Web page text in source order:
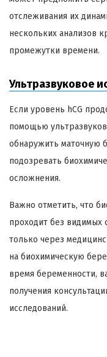
отслеживания их
нескольких анализов
промежутки времени.
Ультразвуковое
Если уровень hCG
помощью
обнаружить маточную
подозревать
осложнения.
Важно отметить, что
проходит без видимых
только через
на биохимическую
время беременности,
получения
исследований.